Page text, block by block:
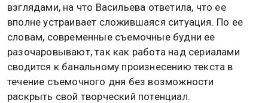
взглядами, на что Васильева ответила, что ее
вполне устраивает сложившаяся ситуация. По ее
словам, современные съемочные будни ее
разочаровывают, так как работа над сериалами
сводится к банальному произнесению текста в
течение съемочного дня без возможности
раскрыть свой творческий потенциал.